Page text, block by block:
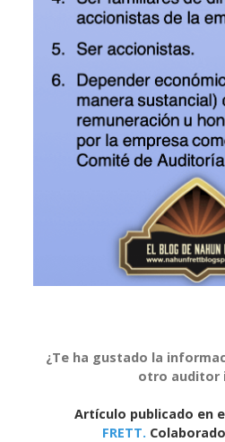
¿Te ha gustado la
otro auditor
Artículo publicado en
FRETT.